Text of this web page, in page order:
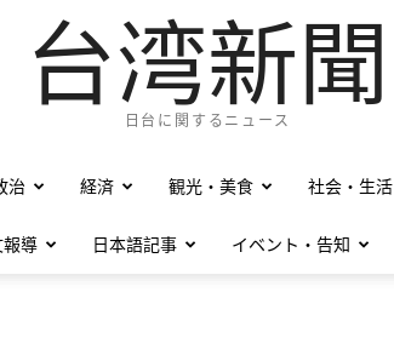
台湾新聞
日台に関するニュース
治 経済 観光・美食 社会・生活
報導 日本語記事 イベント・告知